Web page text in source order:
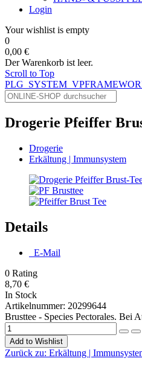
Login
Your wishlist is empty
0
0,00 €
Der Warenkorb ist leer.
Scroll to Top
Drogerie Pfeiffer
Drogerie
Erkältung | Immunsystem
Details
E-Mail
0 Rating
8,70 €
In Stock
Artikelnummer: 20299644
Brusttee - Species Pectorales. Bei
Add to Wishlist
Zurück zu: Erkältung |